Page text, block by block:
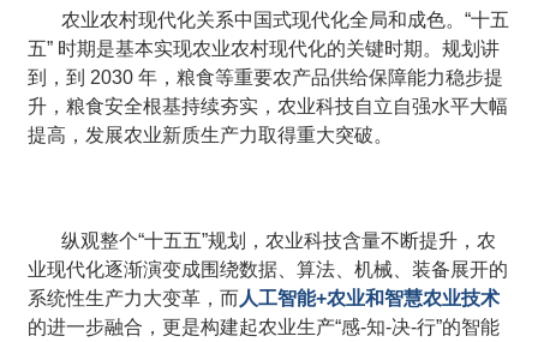
农业农村现代化关系中国式现代化全局和成色。“十五
五” 时期是基本实现农业农村现代化的关键时期。规划讲
到，到 2030 年，粮食等重要农产品供给保障能力稳步提
升，粮食安全根基持续夯实，农业科技自立自强水平大幅
提高，发展农业新质生产力取得重大突破。
纵观整个“十五五”规划，农业科技含量不断提升，农
业现代化逐渐演变成围绕数据、算法、机械、装备展开的
系统性生产力大变革，而人工智能+农业和智慧农业技术
的进一步融合，更是构建起农业生产“感-知-决-行”的智能